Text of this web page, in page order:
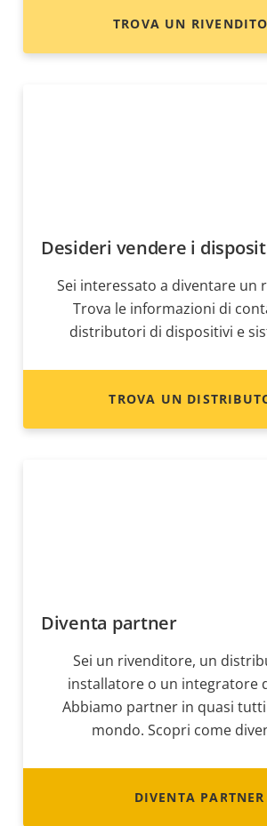
TROVA UN
Desideri vendere i
Sei interessato a diventare un
Trova le informazioni di
distributori di dispositivi e
TROVA UN
Diventa partner
Sei un rivenditore, un
installatore o un integratore
Abbiamo partner in quasi tutti
mondo. Scopri come
DIVENTA PARTNER